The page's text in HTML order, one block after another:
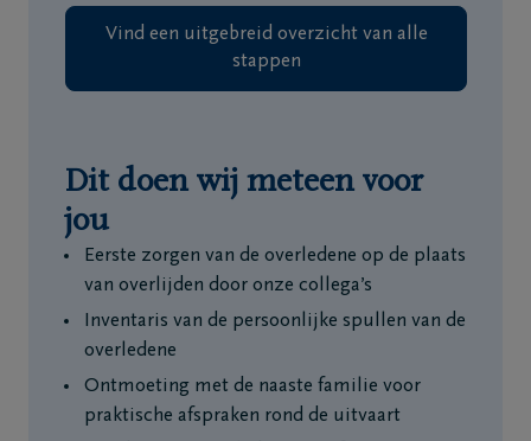
Vind een uitgebreid overzicht van alle
stappen
Dit doen wij meteen voor
jou
Eerste zorgen van de overledene op de plaats
van overlijden door onze collega’s
Inventaris van de persoonlijke spullen van de
overledene
Ontmoeting met de naaste familie voor
praktische afspraken rond de uitvaart